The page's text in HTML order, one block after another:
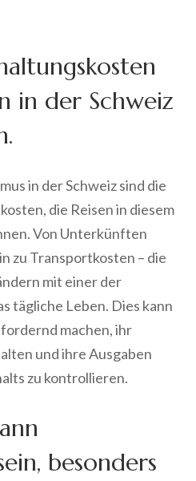
in der Schweiz
in der Schweiz sind die
die Reisen in diesem
Von Unterkünften
zu Transportkosten – die
mit einer der
tägliche Leben. Dies kann
machen, ihr
und ihre Ausgaben
zu kontrollieren.
besonders